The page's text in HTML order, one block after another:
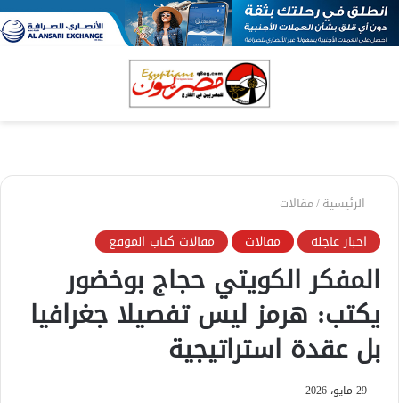
الرئيسية/مقالات
اخبار عاجله مقالات مقالات كتاب الموقع
المفكر الكويتي حجاج بوخضور
يكتب: هرمز ليس تفصيلا جغرافيا
بل عقدة استراتيجية
29 مايو، 2026